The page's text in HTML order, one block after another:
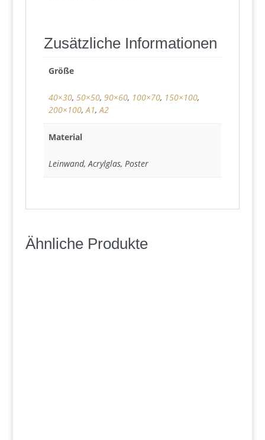
Zusätzliche Informationen
Größe
40×30, 50×50, 90×60, 100×70, 150×100,
200×100,A1,A2
Material
Leinwand, Acrylglas, Poster
Ähnliche Produkte